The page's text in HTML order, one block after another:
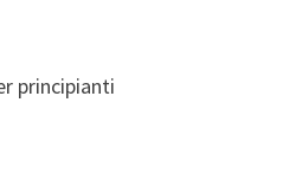
principianti